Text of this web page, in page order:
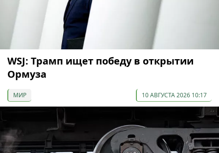
WSJ: Трамп ищет победу в открытии
Ормуза
МИР 10 АВГУСТА 2026 10:17